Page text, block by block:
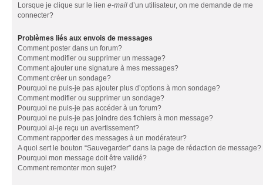
Lorsque je clique sur le lien e-mail d’un utilisateur, on me demande de me
connecter?
Problèmes liés aux envois de messages
Comment poster dans un forum?
Comment modifier ou supprimer un message?
Comment ajouter une signature à mes messages?
Comment créer un sondage?
Pourquoi ne puis-je pas ajouter plus d’options à mon sondage?
Comment modifier ou supprimer un sondage?
Pourquoi ne puis-je pas accéder à un forum?
Pourquoi ne puis-je pas joindre des fichiers à mon message?
Pourquoi ai-je reçu un avertissement?
Comment rapporter des messages à un modérateur?
A quoi sert le bouton “Sauvegarder” dans la page de rédaction de message?
Pourquoi mon message doit être validé?
Comment remonter mon sujet?